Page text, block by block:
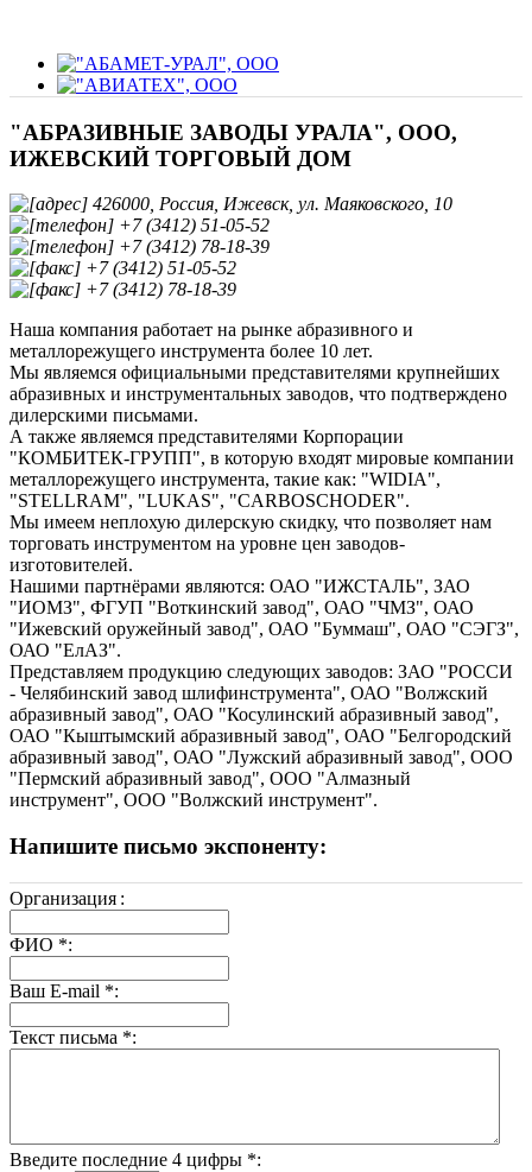
"АБРАЗИВНЫЕ ЗАВОДЫ УРАЛА", ООО,
ИЖЕВСКИЙ ТОРГОВЫЙ ДОМ
426000, Россия, Ижевск, ул. Маяковского, 10
+7 (3412) 51-05-52
+7 (3412) 78-18-39
+7 (3412) 51-05-52
+7 (3412) 78-18-39
Наша компания работает на рынке абразивного и
металлорежущего инструмента более 10 лет.
Мы являемся официальными представителями крупнейших
абразивных и инструментальных заводов, что подтверждено
дилерскими письмами.
А также являемся представителями Корпорации
"КОМБИТЕК-ГРУПП", в которую входят мировые компании
металлорежущего инструмента, такие как: "WIDIA",
"STELLRAM", "LUKAS", "CARBOSCHODER".
Мы имеем неплохую дилерскую скидку, что позволяет нам
торговать инструментом на уровне цен заводов-
изготовителей.
Нашими партнёрами являются: ОАО "ИЖСТАЛЬ", ЗАО
"ИОМЗ", ФГУП "Воткинский завод", ОАО "ЧМЗ", ОАО
"Ижевский оружейный завод", ОАО "Буммаш", ОАО "СЭГЗ",
ОАО "ЕлАЗ".
Представляем продукцию следующих заводов: ЗАО "РОССИ
- Челябинский завод шлифинструмента", ОАО "Волжский
абразивный завод", ОАО "Косулинский абразивный завод",
ОАО "Кыштымский абразивный завод", ОАО "Белгородский
абразивный завод", ОАО "Лужский абразивный завод", ООО
"Пермский абразивный завод", ООО "Алмазный
инструмент", ООО "Волжский инструмент".
Напишите письмо экспоненту:
Организация :
ФИО *:
Ваш E-mail *:
Текст письма *:
Введите последние 4 цифры *: